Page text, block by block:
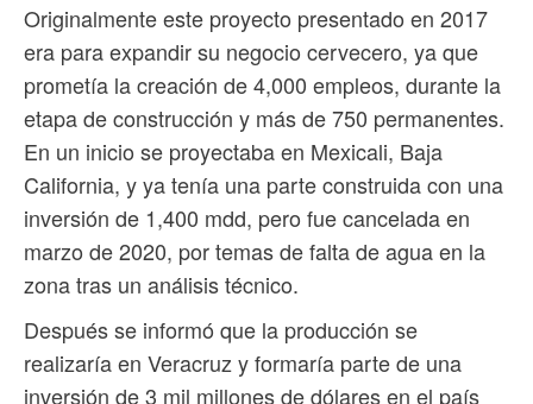
Originalmente este proyecto presentado en 2017
era para expandir su negocio cervecero, ya que
prometía la creación de 4,000 empleos, durante la
etapa de construcción y más de 750 permanentes.
En un inicio se proyectaba en Mexicali, Baja
California, y ya tenía una parte construida con una
inversión de 1,400 mdd, pero fue cancelada en
marzo de 2020, por temas de falta de agua en la
zona tras un análisis técnico.
Después se informó que la producción se
realizaría en Veracruz y formaría parte de una
inversión de 3 mil millones de dólares en el país